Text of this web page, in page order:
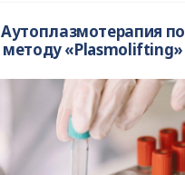
Аутоплазмотерапия по
методу «Plasmolifting»